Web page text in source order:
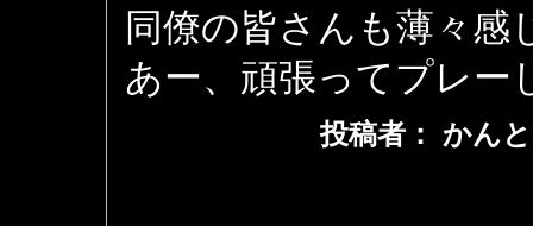
同僚の皆さんも薄々
あー、頑張ってプレー
投稿者： かん